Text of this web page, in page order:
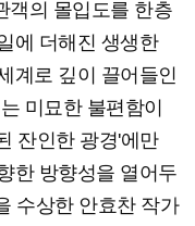
객의 몰입도를 한층
에 더해진 생생한
계로 깊이 끌어들인
미묘한 불편함이
잔인한 광경'에만
한 방향성을 열어두
수상한 안효찬 작가